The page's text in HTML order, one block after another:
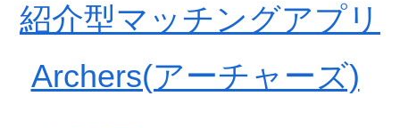
紹介型マッチングアプリ
Archers(アーチャーズ)